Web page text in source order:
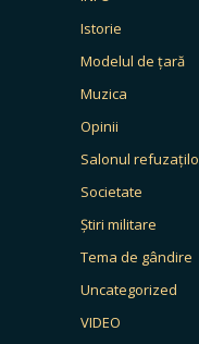
Istorie
Modelul de țară
Muzica
Opinii
Salonul
Societate
Știri militare
Tema de gândire
Uncategorized
VIDEO